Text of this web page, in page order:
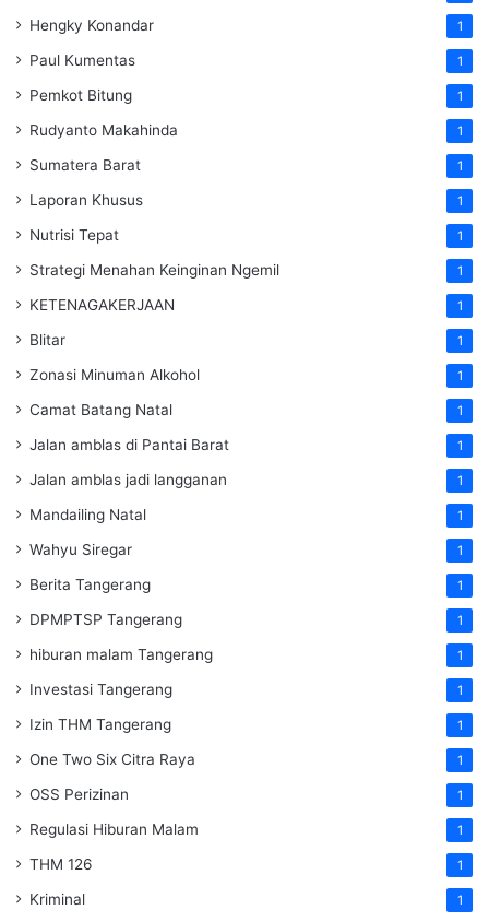
Hengky Konandar 1
Paul Kumentas 1
Pemkot Bitung 1
Rudyanto Makahinda 1
Sumatera Barat 1
Laporan Khusus 1
Nutrisi Tepat 1
Strategi Menahan Keinginan Ngemil 1
KETENAGAKERJAAN 1
Blitar 1
Zonasi Minuman Alkohol 1
Camat Batang Natal 1
Jalan amblas di Pantai Barat 1
Jalan amblas jadi langganan 1
Mandailing Natal 1
Wahyu Siregar 1
Berita Tangerang 1
DPMPTSP Tangerang 1
hiburan malam Tangerang 1
Investasi Tangerang 1
Izin THM Tangerang 1
One Two Six Citra Raya 1
OSS Perizinan 1
Regulasi Hiburan Malam 1
THM 126 1
Kriminal 1